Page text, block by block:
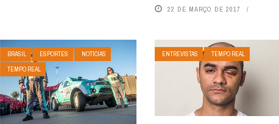
22 DE MARÇO DE 2017
BRASIL ESPORTES
NOTÍCIAS
TEMPO REAL
ENTREVISTAS TEMPO REAL